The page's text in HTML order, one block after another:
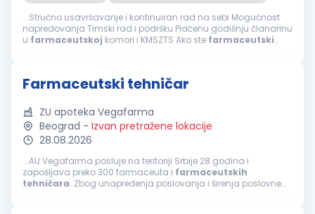
...Stručno usavršavanje i kontinuiran rad na sebi Mogućnost
napredovanja Timski rad i podršku Plaćenu godišnju članarinu
u farmaceutskoj komori i KMSZTS Ako ste farmaceutski
Farmaceutski tehničar
ZU apoteka Vegafarma
Beograd - Izvan pretražene lokacije
28.08.2026
...AU Vegafarma posluje na teritoriji Srbije 28 godina i
zapošljava preko 300 farmaceuta i farmaceutskih
tehničara. Zbog unapređenja poslovanja i širenja poslovne